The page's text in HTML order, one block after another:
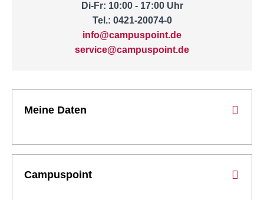
Di-Fr: 10:00 - 17:00 Uhr
Tel.: 0421-20074-0
info@campuspoint.de
service@campuspoint.de
Meine Daten
Campuspoint